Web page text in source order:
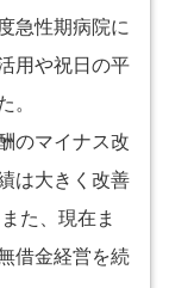
急性期病院に
用や祝日の平
。
のマイナス改
は大きく改善
た、現在ま
借金経営を続